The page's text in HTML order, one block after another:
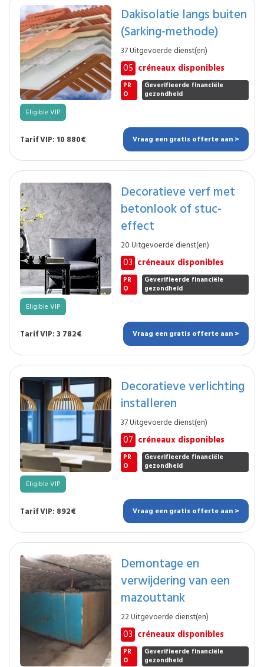
Dakisolatie langs buiten
(Sarking-methode)
37 Uitgevoerde dienst(en)
05 créneaux disponibles
PR
O
Geverifieerde financiële
gezondheid
Eligible VIP
Tarif VIP: 10 880€ Vraag een gratis offerte aan >
Decoratieve verf met
betonlook of stuc-
effect
20 Uitgevoerde dienst(en)
03 créneaux disponibles
PR
O
Geverifieerde financiële
gezondheid
Eligible VIP
Tarif VIP: 3 782€ Vraag een gratis offerte aan >
Decoratieve verlichting
installeren
37 Uitgevoerde dienst(en)
07 créneaux disponibles
PR
O
Geverifieerde financiële
gezondheid
Eligible VIP
Tarif VIP: 892€ Vraag een gratis offerte aan >
Demontage en
verwijdering van een
mazouttank
22 Uitgevoerde dienst(en)
03 créneaux disponibles
PR
O
Geverifieerde financiële
gezondheid